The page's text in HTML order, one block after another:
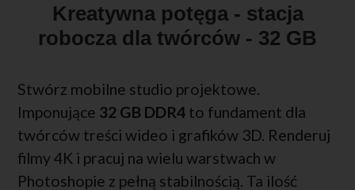
Kreatywna potęga - stacja
robocza dla twórców - 32 GB
Stwórz mobilne studio projektowe.
Imponujące 32 GB DDR4 to fundament dla
twórców treści wideo i grafików 3D. Renderuj
filmy 4K i pracuj na wielu warstwach w
Photoshopie z pełną stabilnością. Ta ilość